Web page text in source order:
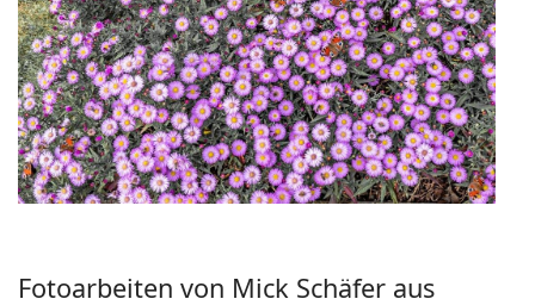
Fotoarbeiten von Mick Schäfer aus